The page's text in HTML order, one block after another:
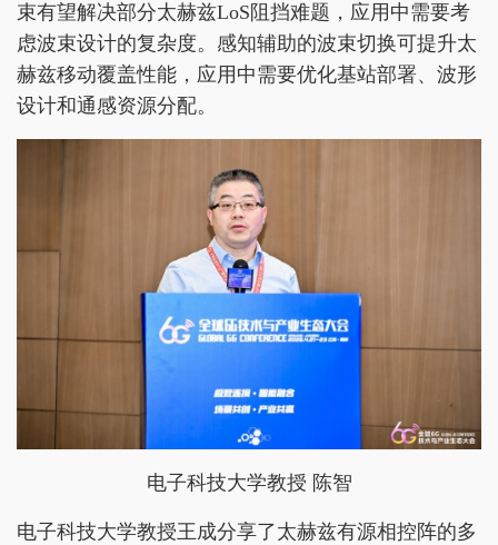
束有望解决部分太赫兹LoS阻挡难题，应用中需要考
虑波束设计的复杂度。感知辅助的波束切换可提升太
赫兹移动覆盖性能，应用中需要优化基站部署、波形
设计和通感资源分配。
电子科技大学教授 陈智
电子科技大学教授王成分享了太赫兹有源相控阵的多